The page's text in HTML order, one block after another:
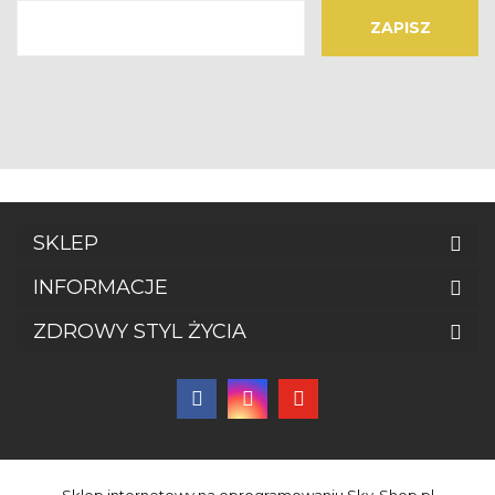
SKLEP
INFORMACJE
ZDROWY STYL ŻYCIA